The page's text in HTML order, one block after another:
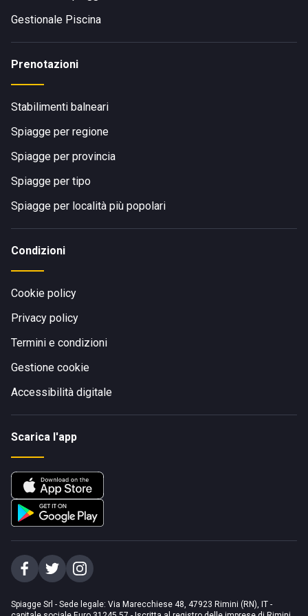
Gestionale Piscina
Prenotazioni
Stabilimenti balneari
Spiagge per regione
Spiagge per provincia
Spiagge per tipo
Spiagge per località più popolari
Condizioni
Cookie policy
Privacy policy
Termini e condizioni
Gestione cookie
Accessibilità digitale
Scarica l'app
Spiagge Srl - Sede legale: Via Marecchiese 48, 47923 Rimini (RN), IT -